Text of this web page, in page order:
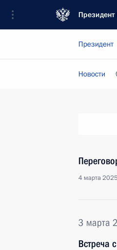
Президент
Новости
4 марта
3 марта
Встреча